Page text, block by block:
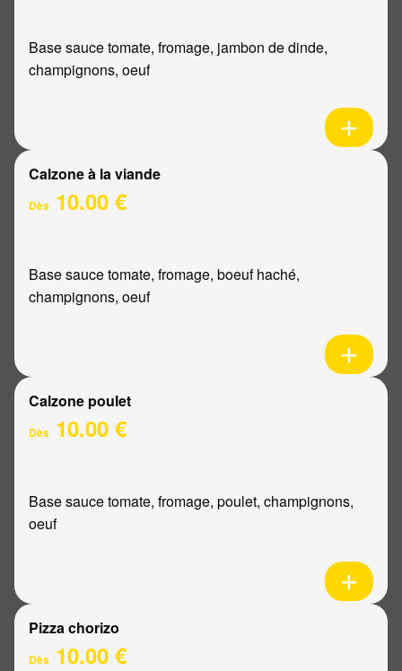
Base sauce tomate, fromage, jambon de dinde,
champignons, oeuf
Calzone à la viande
Dès 10.00 €
Base sauce tomate, fromage, boeuf haché,
champignons, oeuf
Calzone poulet
Dès 10.00 €
Base sauce tomate, fromage, poulet, champignons,
oeuf
Pizza chorizo
Dès 10.00 €